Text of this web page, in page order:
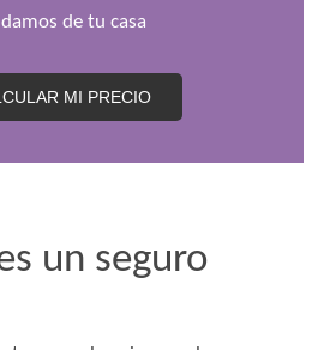
de tu casa
MI PRECIO
un seguro